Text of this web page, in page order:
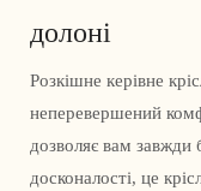
долоні
Розкішне керівне
неперевершений
дозволяє вам завжди
досконалості, це